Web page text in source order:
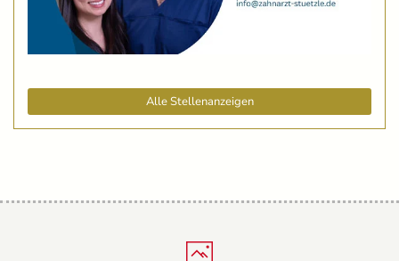
Alle Stellenanzeigen